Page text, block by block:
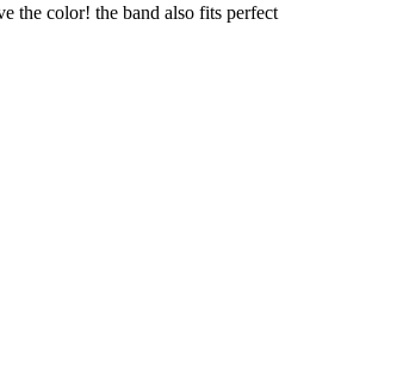
the color! the band also fits perfect